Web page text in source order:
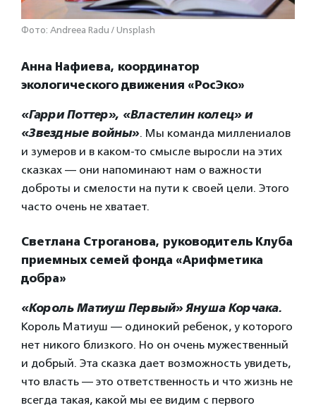
Фото: Andreea Radu / Unsplash
Анна Нафиева, координатор
экологического движения «РосЭко»
«Гарри Поттер», «Властелин колец» и
«Звездные войны». Мы команда миллениалов
и зумеров и в каком-то смысле выросли на этих
сказках — они напоминают нам о важности
доброты и смелости на пути к своей цели. Этого
часто очень не хватает.
Светлана Строганова, руководитель Клуба
приемных семей фонда «Арифметика
добра»
«Король Матиуш Первый» Януша Корчака.
Король Матиуш — одинокий ребенок, у которого
нет никого близкого. Но он очень мужественный
и добрый. Эта сказка дает возможность увидеть,
что власть — это ответственность и что жизнь не
всегда такая, какой мы ее видим с первого